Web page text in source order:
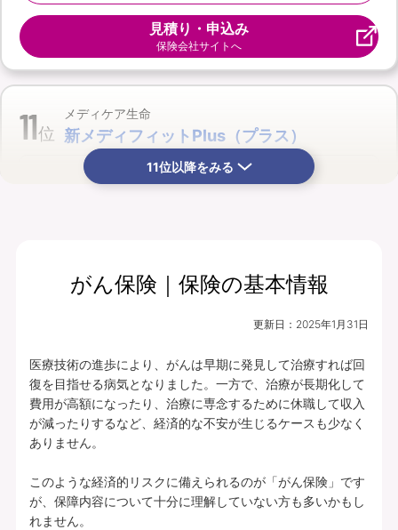
見積り・申込み
保険会社サイトへ
11位
メディケア生命
新メディフィットPlus（プラス）
月払保険料 保険期間
プランの中身を見る
所定の理由に該当されたとき、複数種類の
一時給付金をそれぞれお支払いします（そ
各特定疾病それぞれ、初回のお支払金額を
上乗せしてお支払いすることができます。
11位以降をみる
がん保険｜保険の基本情報
更新日： 2025年1月31日
医療技術の進歩により、がんは早期に発見して治療すれば回
復を目指せる病気となりました。一方で、治療が長期化して
費用が高額になったり、治療に専念するために休職して収入
が減ったりするなど、経済的な不安が生じるケースも少なく
ありません。
このような経済的リスクに備えられるのが「がん保険」です
が、保障内容について十分に理解していない方も多いかもし
れません。